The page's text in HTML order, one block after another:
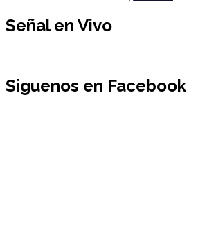
Señal en Vivo
Siguenos en Facebook